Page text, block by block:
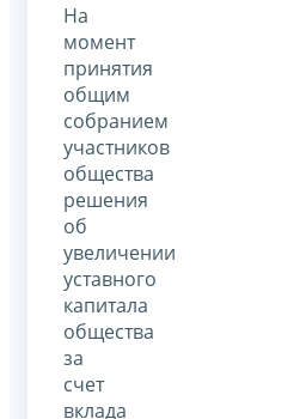
На
момент
принятия
общим
собранием
участников
общества
решения
об
увеличении
уставного
капитала
общества
за
счет
вклада